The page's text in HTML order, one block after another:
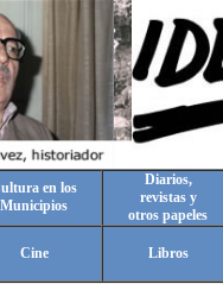
en los
Municipios
Diarios,
revistas y
otros papeles
Cine Libros